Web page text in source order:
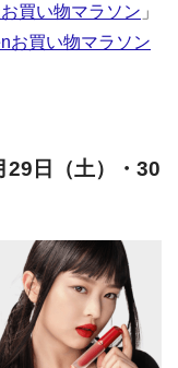
買い物マラソン 」
お買い物マラソン
29日（土）・30